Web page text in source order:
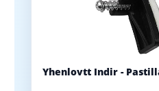
Yhenlovtt Indir -